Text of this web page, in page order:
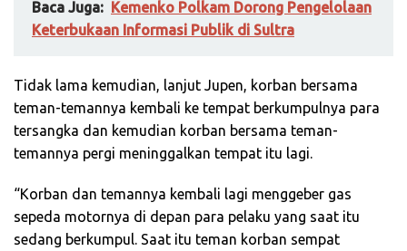
Baca Juga: Kemenko Polkam Dorong Pengelolaan
Keterbukaan Informasi Publik di Sultra
Tidak lama kemudian, lanjut Jupen, korban bersama
teman-temannya kembali ke tempat berkumpulnya para
tersangka dan kemudian korban bersama teman-
temannya pergi meninggalkan tempat itu lagi.
“Korban dan temannya kembali lagi menggeber gas
sepeda motornya di depan para pelaku yang saat itu
sedang berkumpul. Saat itu teman korban sempat